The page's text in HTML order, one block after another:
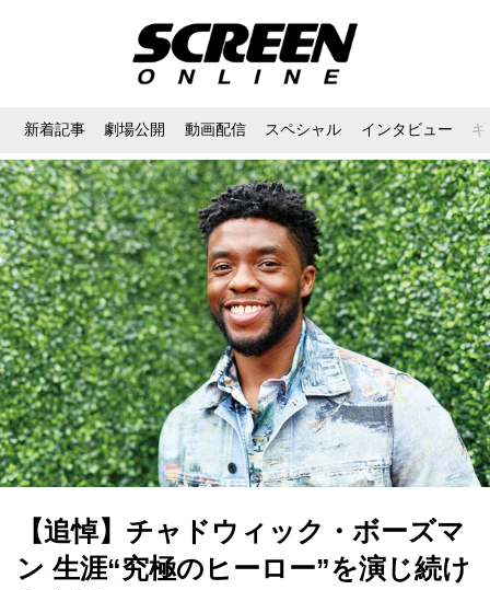
新着記事 劇場公開 動画配信 スペシャル インタビュー
【追悼】チャドウィック・ボーズマ
ン 生涯“究極のヒーロー”を演じ続け